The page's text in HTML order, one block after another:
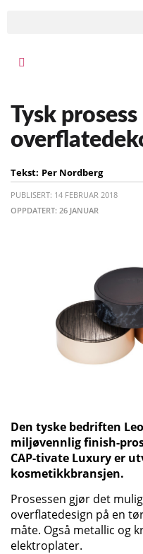
Tysk
Tekst: Per Nordberg
PUBLISERT: 14 FEBRUAR 2018
OPPDATERT: 26 JANUAR
Den tyske bedriften
miljøvennlig finish-
CAP-tivate Luxury er
kosmetikkbransjen.
Prosessen gjør det
overflatedesign på en
måte. Også metallic og
elektroplater.